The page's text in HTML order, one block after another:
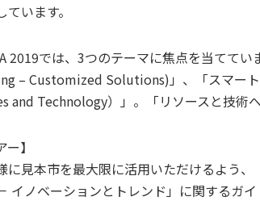
います。
2019では、3つのテーマに焦点を当てて
– Customized Solutions)」、「スマー
and Technology）」。「リソースと技術
】
に見本市を最大限に活用いただけるよう
イノベーションとトレンド」に関するガイ